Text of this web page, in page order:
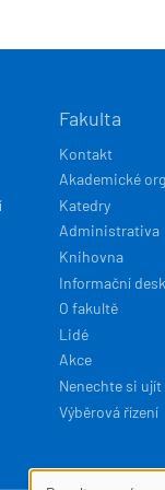
Fakulta
Kontakt
Akademické
Katedry
Administrativa
Knihovna
Informační
O fakultě
Lidé
Akce
Nenechte si ujít
Výběrová řízení